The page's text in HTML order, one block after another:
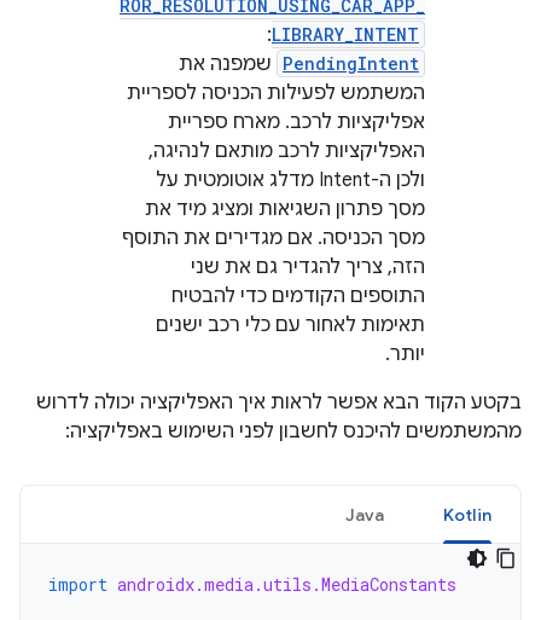
ROR_RESOLUTION_USING_CAR_APP_
LIBRARY_INTENT
:
PendingIntent שמפנה את
המשתמש לפעילות הכניסה לספריית
אפליקציות לרכב. מארח ספריית
האפליקציות לרכב מותאם לנהיגה,
ולכן ה-Intent מדלג אוטומטית על
מסך פתרון השגיאות ומציג מיד את
מסך הכניסה. אם מגדירים את התוסף
הזה, צריך להגדיר גם את שני
התוספים הקודמים כדי להבטיח
תאימות לאחור עם כלי רכב ישנים
יותר.
בקטע הקוד הבא אפשר לראות איך האפליקציה יכולה לדרוש
מהמשתמשים להיכנס לחשבון לפני השימוש באפליקציה:
Kotlin
Java
import androidx.media.utils.MediaConstants